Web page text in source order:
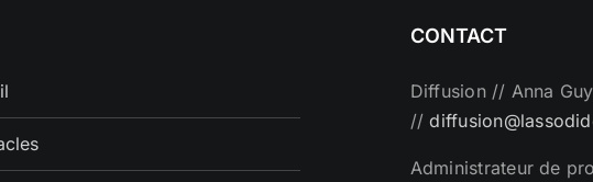
CONTACT
Diffusion // Anna
//
Administrateur de